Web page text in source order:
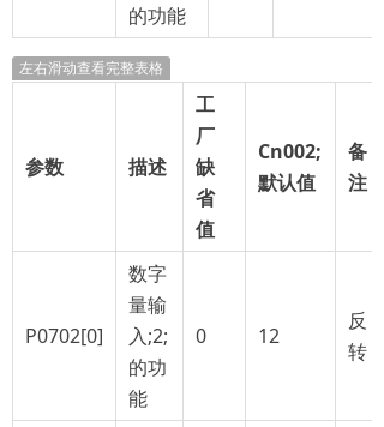
的功能
左右滑动查看完整表格
参数 描述
工
厂
缺
省
值
Cn002;
默认值
备
注
P0702[0]
数字
量输
入;2;
的功
能
0 12
反
转